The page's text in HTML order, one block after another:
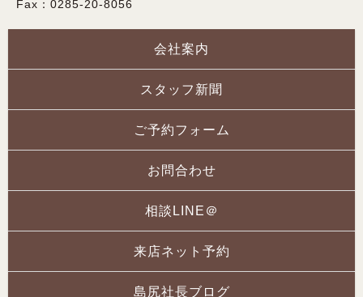
Fax：0285-20-8056
会社案内
スタッフ新聞
ご予約フォーム
お問合わせ
相談LINE＠
来店ネット予約
島尻社長ブログ